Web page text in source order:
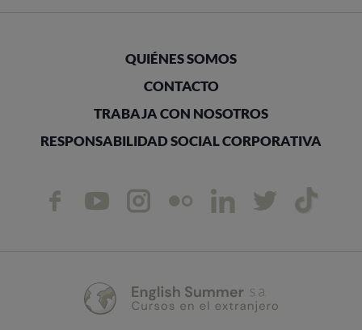
QUIÉNES SOMOS
CONTACTO
TRABAJA CON NOSOTROS
RESPONSABILIDAD SOCIAL CORPORATIVA